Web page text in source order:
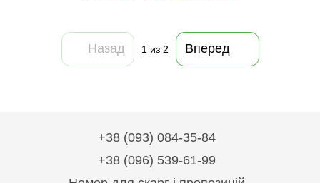
Назад 1 из 2 Вперед
+38 (093) 084-35-84
+38 (096) 539-61-99